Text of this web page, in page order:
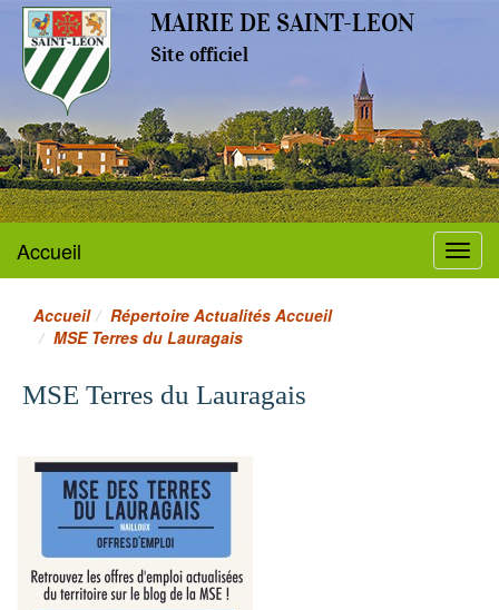
MAIRIE DE SAINT-LEON
Site officiel
Menu
Accueil
Accueil
Répertoire Actualités Accueil
MSE Terres du Lauragais
MSE Terres du Lauragais